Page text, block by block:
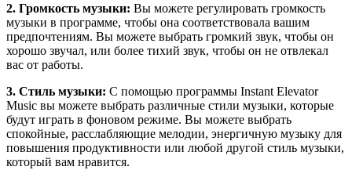
2. Громкость музыки: Вы можете регулировать громкость
музыки в программе, чтобы она соответствовала вашим
предпочтениям. Вы можете выбрать громкий звук, чтобы он
хорошо звучал, или более тихий звук, чтобы он не отвлекал
вас от работы.
3. Стиль музыки: С помощью программы Instant Elevator
Music вы можете выбрать различные стили музыки, которые
будут играть в фоновом режиме. Вы можете выбрать
спокойные, расслабляющие мелодии, энергичную музыку для
повышения продуктивности или любой другой стиль музыки,
который вам нравится.